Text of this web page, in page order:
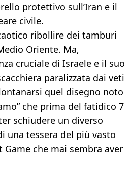
protettivo sull’Iran e il
civile.
ribollire dei tamburi
Oriente. Ma,
cruciale di Israele e il suo
paralizzata dai veti
quel disegno noto
che prima del fatidico 7
schiudere un diverso
una tessera del più vasto
che mai sembra aver